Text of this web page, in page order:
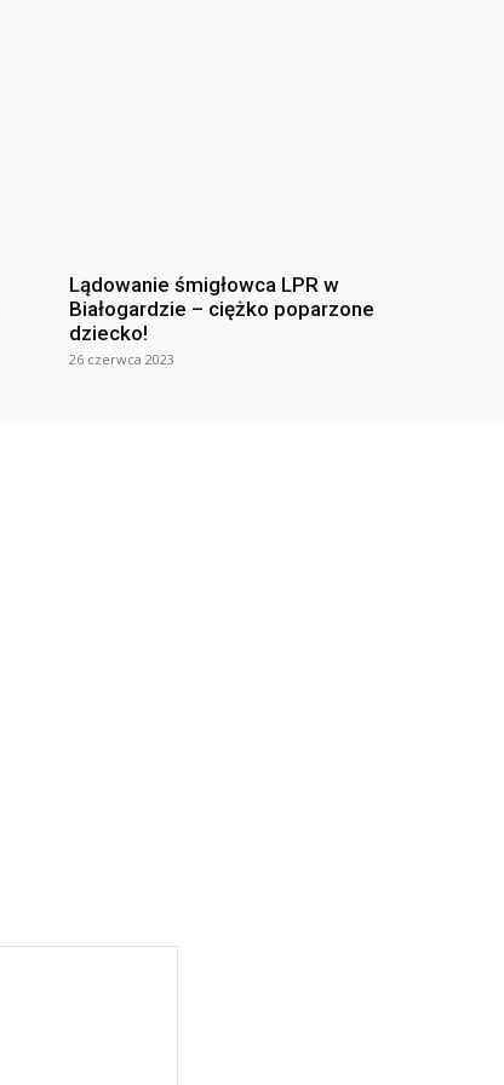
Lądowanie śmigłowca LPR w
Białogardzie – ciężko poparzone
dziecko!
26 czerwca 2023